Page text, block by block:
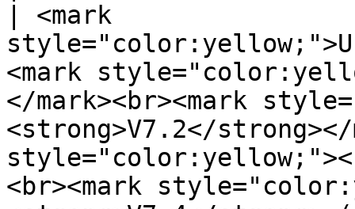
| <mark
<mark
</mark><br><mark
<strong>V7.2</strong></
<br><mark